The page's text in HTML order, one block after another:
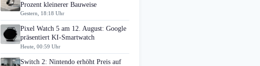
Prozent kleinerer Bauweise
Gestern, 18:18 Uhr
Pixel Watch 5 am 12. August: Google
präsentiert KI-Smartwatch
Heute, 00:59 Uhr
Switch 2: Nintendo erhöht Preis auf